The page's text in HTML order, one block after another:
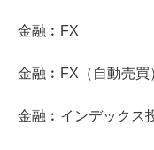
金融︰FX
金融︰FX（自動売買
金融︰インデックス